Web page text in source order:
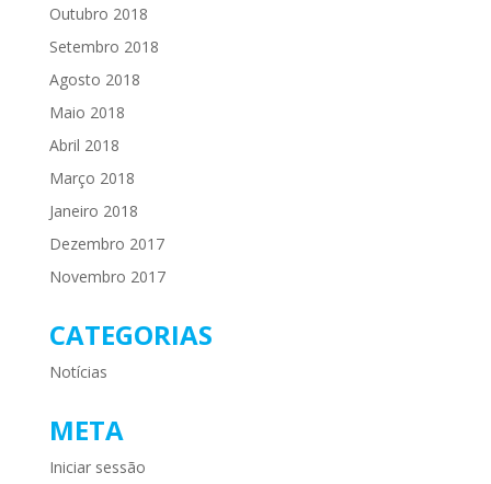
Outubro 2018
Setembro 2018
Agosto 2018
Maio 2018
Abril 2018
Março 2018
Janeiro 2018
Dezembro 2017
Novembro 2017
CATEGORIAS
Notícias
META
Iniciar sessão